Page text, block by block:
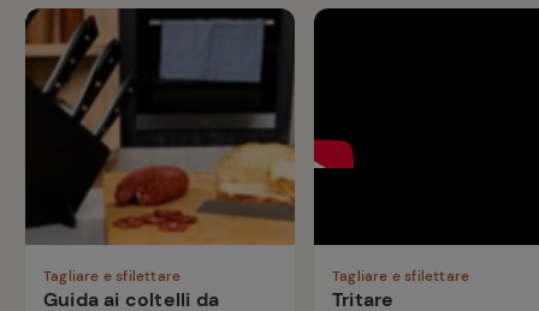
Tagliare e sfilettare
Guida ai coltelli da
Tagliare e sfilettare
Tritare